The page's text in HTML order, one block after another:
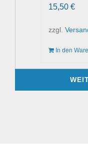
15,50 €
ist:
zzgl.
In den